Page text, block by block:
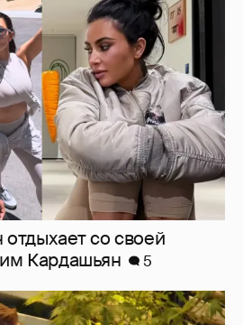
со своей
Кардашьян
5